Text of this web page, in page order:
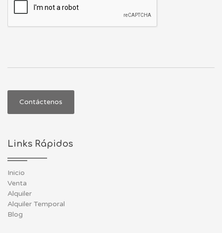
Contáctenos
Links Rápidos
Inicio
Venta
Alquiler
Alquiler Temporal
Blog